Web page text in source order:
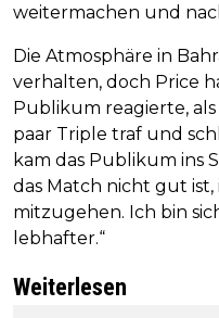
weitermachen und
Die Atmosphäre in
verhalten, doch Price
Publikum reagierte, als
paar Triple traf und
kam das Publikum ins
das Match nicht gut ist,
mitzugehen. Ich bin
lebhafter.“
Weiterlesen